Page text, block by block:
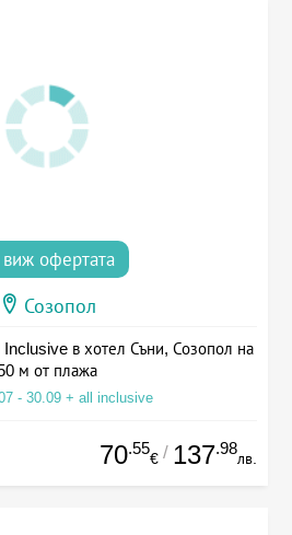
виж офертата
Созопол
в хотел Съни, Созопол на
м от плажа
- 30.09 + all inclusive
70.55
€ / 137.98
лв.